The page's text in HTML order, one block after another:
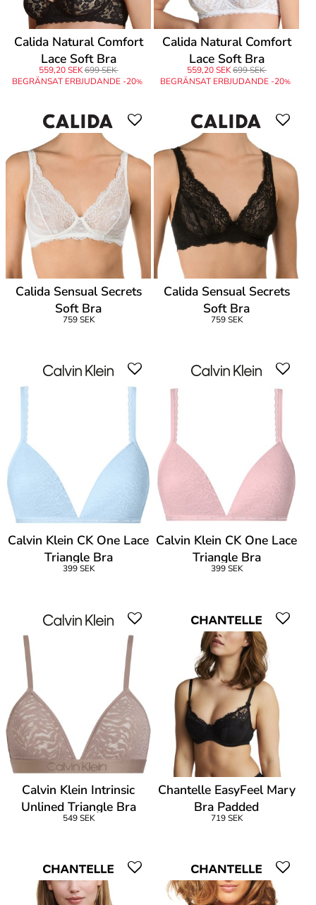
Calida Natural Comfort
Lace Soft Bra
559,20 SEK699 SEK
BEGRÄNSAT ERBJUDANDE -20%
Calida Natural Comfort
Lace Soft Bra
559,20 SEK699 SEK
BEGRÄNSAT ERBJUDANDE -20%
Calida Sensual Secrets
Soft Bra
759 SEK
Calida Sensual Secrets
Soft Bra
759 SEK
Calvin Klein CK One Lace
Triangle Bra
399 SEK
Calvin Klein CK One Lace
Triangle Bra
399 SEK
Calvin Klein Intrinsic
Unlined Triangle Bra
549 SEK
Chantelle EasyFeel Mary
Bra Padded
719 SEK